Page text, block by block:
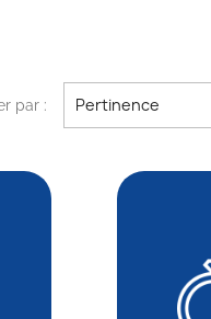
par : Pertinence